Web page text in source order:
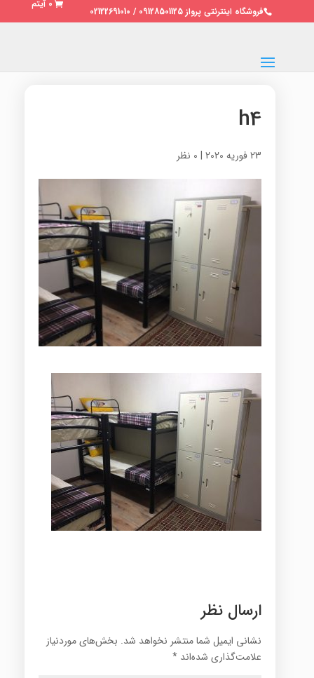
فروشگاه اینترنتی پرواز 09128501125 / 02122691010
0 آیتم
h4
23 فوریه 2020 | 0 نظر
ارسال نظر
نشانی ایمیل شما منتشر نخواهد شد. بخش‌های موردنیاز
علامت‌گذاری شده‌اند *